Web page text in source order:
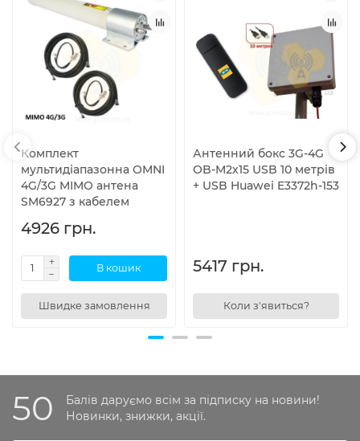
Комплект
мультидіапазонна OMNI
4G/3G MIMO антена
SM6927 з кабелем
4926 грн.
В кошик
Швидке замовлення
Антенний бокс 3G-4G
OB-M2х15 USB 10 метрів
+ USB Huawei E3372h-153
5417 грн.
Коли з'явиться?
50
Балів даруємо всім за підписку на новини!
Новинки, знижки, акції.